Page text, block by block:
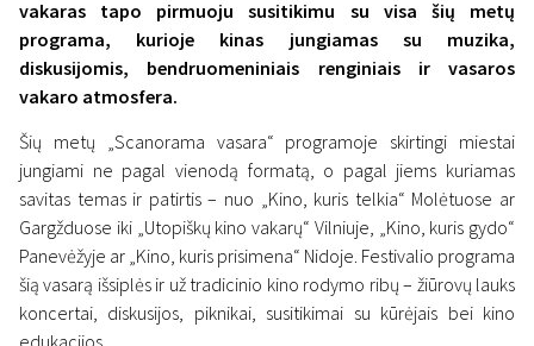
News
„Scanorama vasara“
atidaryta: pristatytas Lietuvą
vakaras tapo pirmuoju susitikimu su visa šių metų
programa, kurioje kinas jungiamas su muzika,
diskusijomis, bendruomeniniais renginiais ir vasaros
vakaro atmosfera.
Šių metų „Scanorama vasara“ programoje skirtingi miestai
jungiami ne pagal vienodą formatą, o pagal jiems kuriamas
savitas temas ir patirtis – nuo „Kino, kuris telkia“ Molėtuose ar
Gargžduose iki „Utopiškų kino vakarų“ Vilniuje, „Kino, kuris gydo“
Panevėžyje ar „Kino, kuris prisimena“ Nidoje. Festivalio programa
šią vasarą išsiplės ir už tradicinio kino rodymo ribų – žiūrovų lauks
koncertai, diskusijos, piknikai, susitikimai su kūrėjais bei kino
edukacijos.